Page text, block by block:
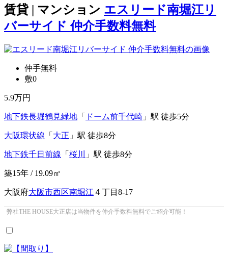
賃貸 | マンション エスリード南堀江リ
バーサイド 仲介手数料無料
仲手無料
敷0
5.9万円
地下鉄長堀鶴見緑地 「 ドーム前千代崎 」駅 徒歩5分
大阪環状線 「 大正 」駅 徒歩8分
地下鉄千日前線 「 桜川 」駅 徒歩8分
築15年 / 19.09㎡
大阪府大阪市西区南堀江 ４丁目8-17
弊社THE HOUSE大正店は当物件を仲介手数料無料でご紹介可能！